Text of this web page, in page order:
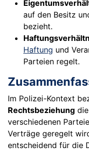
auf den Besitz
bezieht.
Haftung und
Parteien regelt.
Im Polizei-Kontext
Rechtsbeziehung
verschiedenen
Verträge geregelt
entscheidend für die